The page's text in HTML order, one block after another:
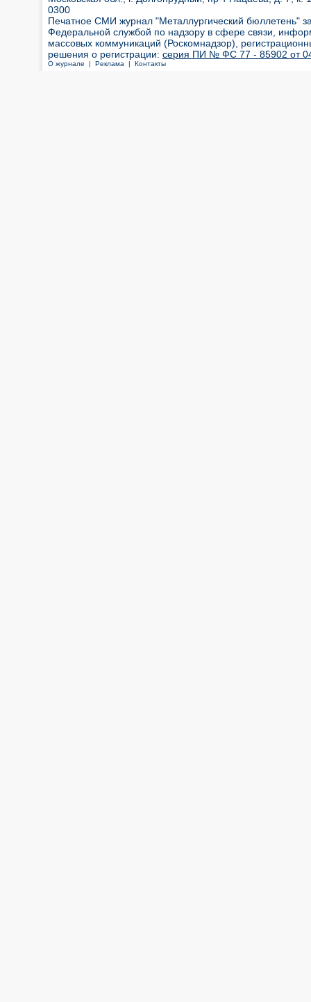
0300
Печатное СМИ журнал "Металлургический бюллетень"
Федеральной службой по надзору в сфере связи,
массовых коммуникаций (Роскомнадзор),
решения о регистрации: серия ПИ № ФС 77 - 85902 от 04
О журнале | Реклама | Контакты